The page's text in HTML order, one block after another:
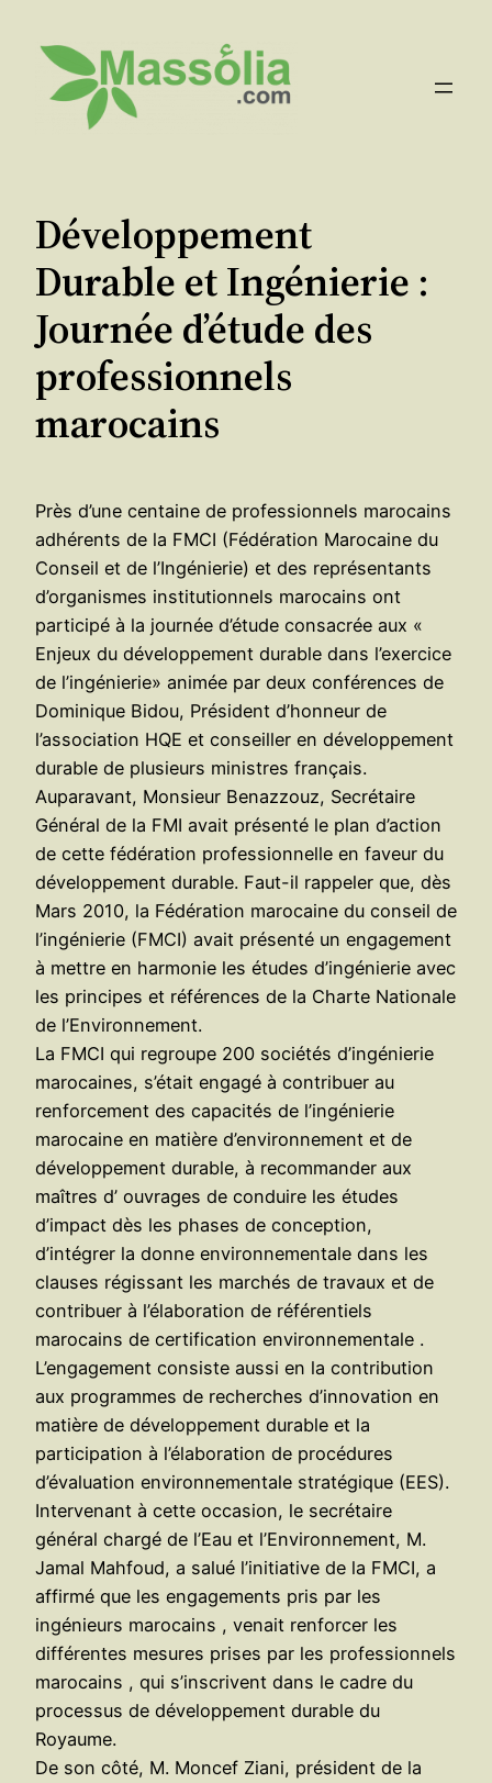
contenu
Développement
Durable et Ingénierie :
Journée d’étude des
professionnels
marocains
Près d’une centaine de professionnels marocains
adhérents de la FMCI (Fédération Marocaine du
Conseil et de l’Ingénierie) et des représentants
d’organismes institutionnels marocains ont
participé à la journée d’étude consacrée aux «
Enjeux du développement durable dans l’exercice
de l’ingénierie» animée par deux conférences de
Dominique Bidou, Président d’honneur de
l’association HQE et conseiller en développement
durable de plusieurs ministres français.
Auparavant, Monsieur Benazzouz, Secrétaire
Général de la FMI avait présenté le plan d’action
de cette fédération professionnelle en faveur du
développement durable. Faut-il rappeler que, dès
Mars 2010, la Fédération marocaine du conseil de
l’ingénierie (FMCI) avait présenté un engagement
à mettre en harmonie les études d’ingénierie avec
les principes et références de la Charte Nationale
de l’Environnement.
La FMCI qui regroupe 200 sociétés d’ingénierie
marocaines, s’était engagé à contribuer au
renforcement des capacités de l’ingénierie
marocaine en matière d’environnement et de
développement durable, à recommander aux
maîtres d’ ouvrages de conduire les études
d’impact dès les phases de conception,
d’intégrer la donne environnementale dans les
clauses régissant les marchés de travaux et de
contribuer à l’élaboration de référentiels
marocains de certification environnementale .
L’engagement consiste aussi en la contribution
aux programmes de recherches d’innovation en
matière de développement durable et la
participation à l’élaboration de procédures
d’évaluation environnementale stratégique (EES).
Intervenant à cette occasion, le secrétaire
général chargé de l’Eau et l’Environnement, M.
Jamal Mahfoud, a salué l’initiative de la FMCI, a
affirmé que les engagements pris par les
ingénieurs marocains , venait renforcer les
différentes mesures prises par les professionnels
marocains , qui s’inscrivent dans le cadre du
processus de développement durable du
Royaume.
De son côté, M. Moncef Ziani, président de la